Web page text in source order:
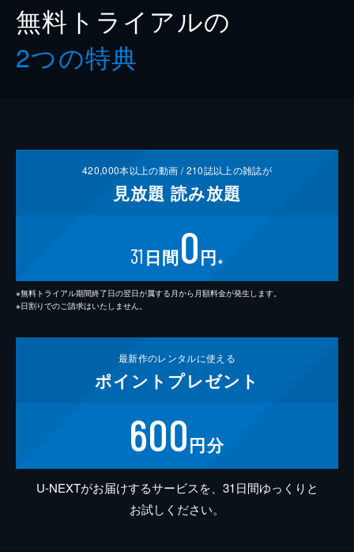
無料トライアルの
2つの特典
420,000本以上の動画 /210誌以上の雑誌が
見放題 読み放題
31 日間0円 ※
※無料トライアル期間終了日の翌日が属する月から月額料金が発生します。
※日割りでのご請求はいたしません。
最新作のレンタルに使える
ポイント プレゼント
600円分
U-NEXTがお届けするサービスを、31日間ゆっくりと
お試しください。